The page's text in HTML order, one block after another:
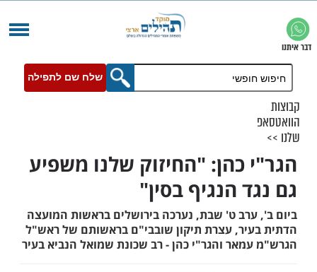
שלח שם לתפילה
כהן: "החיזוק שלנו משפיע
הנגיף בסין"